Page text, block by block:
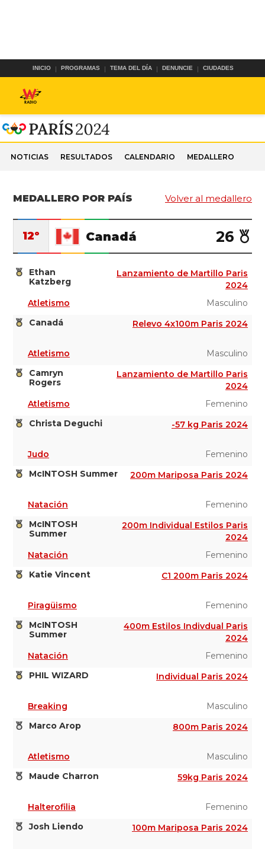
INICIO PROGRAMAS TEMA DEL DÍA DENUNCIE CIUDADES
NOTICIAS RESULTADOS CALENDARIO MEDALLERO
MEDALLERO POR PAÍS Volver al medallero
12º Canadá 26
Ethan
Katzberg
Atletismo
Lanzamiento de Martillo Paris
2024
Masculino
Canadá
Atletismo
Relevo 4x100m Paris 2024
Masculino
Camryn
Rogers
Atletismo
Lanzamiento de Martillo Paris
2024
Femenino
Christa Deguchi
Judo
-57 kg Paris 2024
Femenino
McINTOSH Summer
Natación
200m Mariposa Paris 2024
Femenino
McINTOSH
Summer
Natación
200m Individual Estilos Paris
2024
Femenino
Katie Vincent
Piragüismo
C1 200m Paris 2024
Femenino
McINTOSH
Summer
Natación
400m Estilos Indivdual Paris
2024
Femenino
PHIL WIZARD
Breaking
Individual Paris 2024
Masculino
Marco Arop
Atletismo
800m Paris 2024
Masculino
Maude Charron
Halterofilia
59kg Paris 2024
Femenino
Josh Liendo
100m Mariposa Paris 2024